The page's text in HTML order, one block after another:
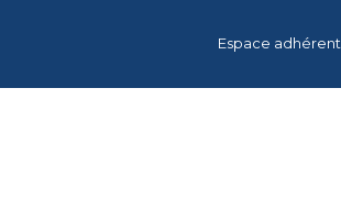
Espace adhérent